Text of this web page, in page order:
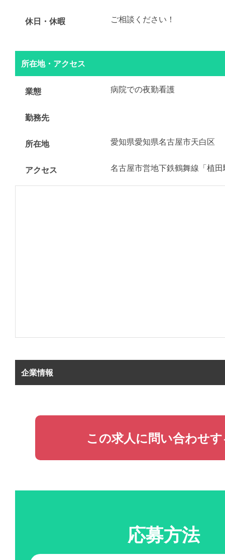
休日・休暇 ご相談ください！
所在地・アクセス
業態 病院での夜勤看護
勤務先
所在地 愛知県愛知県名古屋市天白区
アクセス 名古屋市営地下鉄鶴舞線「植
企業情報
この求人に問い合わせ
応募方法